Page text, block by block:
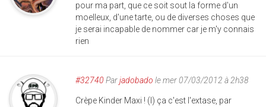
pour ma part, que ce soit sout la forme d'un
moelleux, d'une tarte, ou de diverses choses que
je serai incapable de nommer car je m'y connais
rien
#32740 Parjadobado le mer 07/03/2012 à 2h38
Crèpe Kinder Maxi ! (l) ça c'est l'extase, par